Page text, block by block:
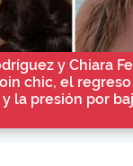
y Chiara
chic, el
la presión por